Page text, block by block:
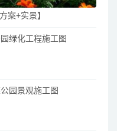
案+实景】
绿化工程施工图
园景观施工图